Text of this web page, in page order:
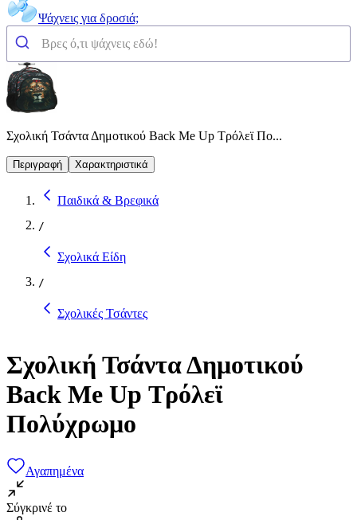
Ψάχνεις για δροσιά;
Σχολική Τσάντα Δημοτικού Back Me Up Τρόλεϊ Πο...
Περιγραφή Χαρακτηριστικά
Παιδικά & Βρεφικά
/
Σχολικά Είδη
/
Σχολικές Τσάντες
Σχολική Τσάντα Δημοτικού
Back Me Up Τρόλεϊ
Πολύχρωμο
Αγαπημένα
Σύγκρινέ το